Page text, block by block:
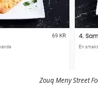
Zouq Meny Street